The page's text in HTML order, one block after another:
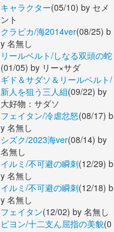
キャラクター(05/10) by セメ
ント
クラピカ/海2014ver(08/25) b
y 名無し
リールベルト/しなる双頭の蛇
(01/05) by リー×サダ
ギド＆サダソ＆リールベルト/
新人を狙う三人組(09/22) by
大好物：サダソ
フェイタン/冷虐忿怒(08/17) b
y 名無し
シズク/2023海ver(08/14) by
名無し
イルミ/不可避の瞬刺(12/29) b
y 名無し
イルミ/不可避の瞬刺(12/18) b
y 名無し
フェイタン(12/02) by 名無し
ピヨン/十二支ん屈指の美貌(0